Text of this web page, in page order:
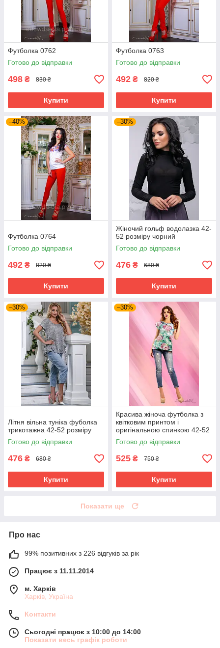
Футболка 0762
Готово до відправки
498 ₴ 830 ₴
Купити
Футболка 0763
Готово до відправки
492 ₴ 820 ₴
Купити
–40%
Футболка 0764
Готово до відправки
492 ₴ 820 ₴
Купити
–30%
Жіночий гольф водолазка 42-
52 розміру чорний
Готово до відправки
476 ₴ 680 ₴
Купити
–30%
Літня вільна туніка фуболка
трикотажна 42-52 розміру
Готово до відправки
476 ₴ 680 ₴
Купити
–30%
Красива жіноча футболка з
квітковим принтом і
оригінальною спинкою 42-52
розміри
Готово до відправки
525 ₴ 750 ₴
Купити
Показати ще
Про нас
99% позитивних з 226 відгуків за рік
Працює з 11.11.2014
м. Харків
Харків, Україна
Контакти
Сьогодні працює з 10:00 до 14:00
Показати весь графік роботи